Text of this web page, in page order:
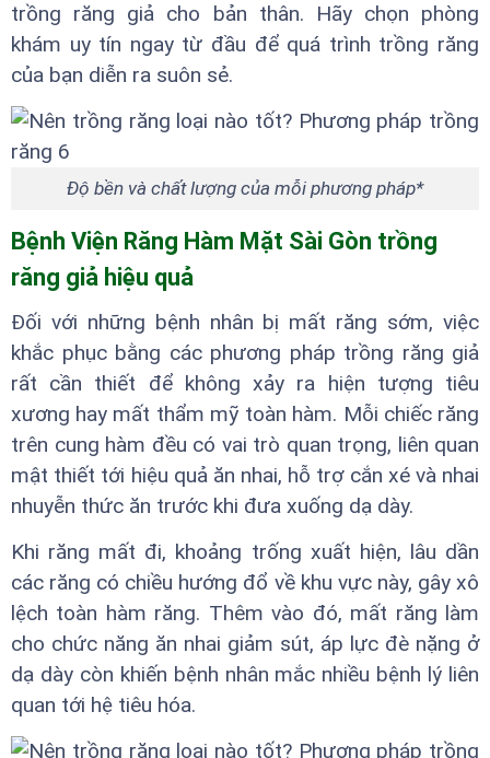
trồng răng giả cho bản thân. Hãy chọn phòng
khám uy tín ngay từ đầu để quá trình trồng răng
của bạn diễn ra suôn sẻ.
Độ bền và chất lượng của mỗi phương pháp*
Bệnh Viện Răng Hàm Mặt Sài Gòn trồng
răng giả hiệu quả
Đối với những bệnh nhân bị mất răng sớm, việc
khắc phục bằng các phương pháp trồng răng giả
rất cần thiết để không xảy ra hiện tượng tiêu
xương hay mất thẩm mỹ toàn hàm. Mỗi chiếc răng
trên cung hàm đều có vai trò quan trọng, liên quan
mật thiết tới hiệu quả ăn nhai, hỗ trợ cắn xé và nhai
nhuyễn thức ăn trước khi đưa xuống dạ dày.
Khi răng mất đi, khoảng trống xuất hiện, lâu dần
các răng có chiều hướng đổ về khu vực này, gây xô
lệch toàn hàm răng. Thêm vào đó, mất răng làm
cho chức năng ăn nhai giảm sút, áp lực đè nặng ở
dạ dày còn khiến bệnh nhân mắc nhiều bệnh lý liên
quan tới hệ tiêu hóa.